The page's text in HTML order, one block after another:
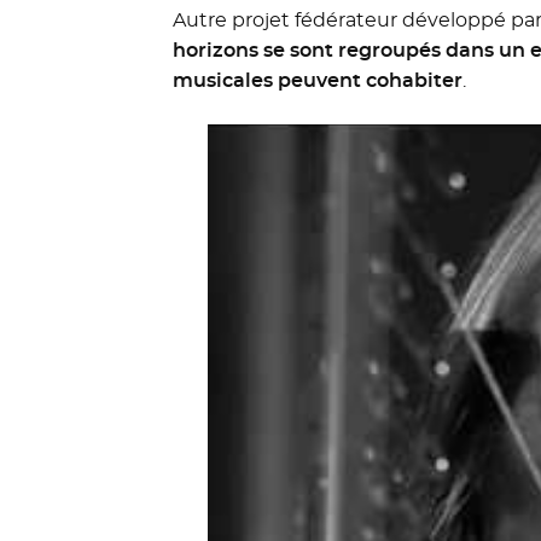
Autre projet fédérateur développé par
horizons se sont regroupés dans un
musicales peuvent cohabiter.